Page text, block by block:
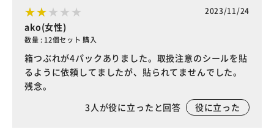
2023/11/24
ako(女性)
数量 : 12個セット 購入
箱つぶれが4パックありました。取扱注意のシールを貼
るように依頼してましたが、貼られてませんでした。
残念。
3人が役に立ったと回答 役に立った